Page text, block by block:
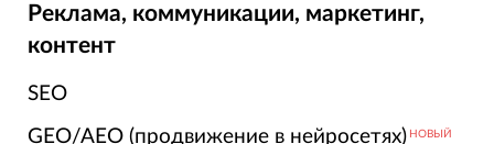
Реклама, коммуникации, маркетинг,
контент
SEO
GEO/AEO (продвижение в нейросетях) НОВЫЙ